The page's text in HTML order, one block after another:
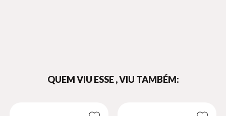
QUEM VIU ESSE , VIU TAMBÉM: